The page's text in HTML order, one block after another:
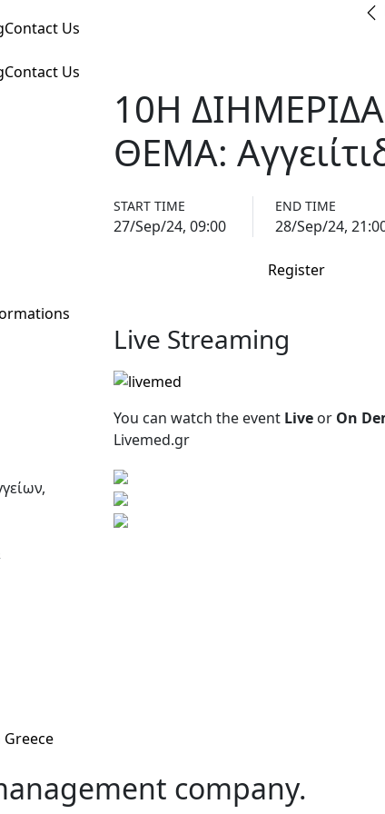
Contact Us
Contact Us
10Η
ΘΕΜΑ:
START TIME
27/Sep/24, 09:00
END TIME
28/Sep/24,
Register
Live Streaming
You can watch the event Live or On
Livemed.gr
company.